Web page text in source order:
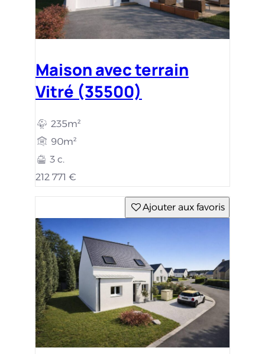
Maison avec terrain
Vitré (35500)
235m²
90m²
3 c.
212 771 €
Ajouter aux favoris